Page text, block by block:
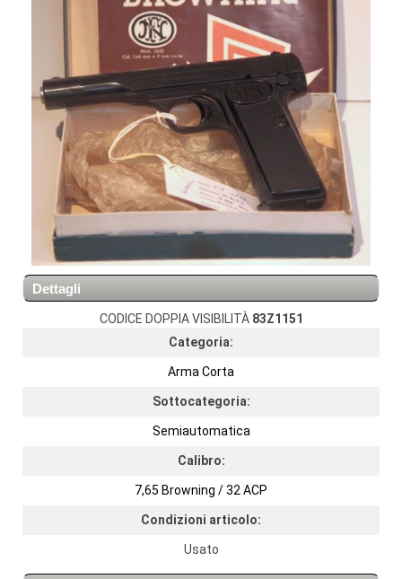
Dettagli
CODICE DOPPIA VISIBILITÀ83Z1151
Categoria:
Arma Corta
Sottocategoria:
Semiautomatica
Calibro:
7,65 Browning / 32 ACP
Condizioni articolo:
Usato